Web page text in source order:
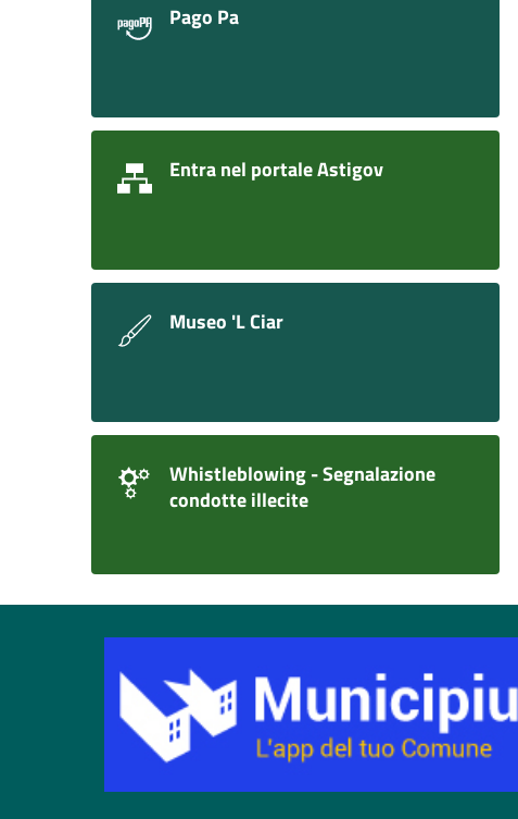
Pago Pa
Entra nel portale Astigov
Museo 'L Ciar
Whistleblowing - Segnalazione
condotte illecite